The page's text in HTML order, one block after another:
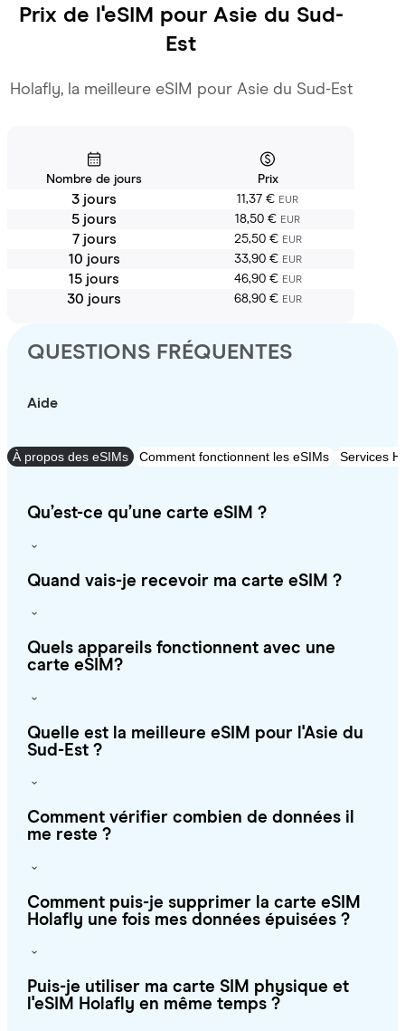
Prix de l'eSIM pour Asie du Sud-
Est
Holafly, la meilleure eSIM pour Asie du Sud-Est
Nombre de jours Prix
3 jours 11,37 € EUR
5 jours 18,50 € EUR
7 jours 25,50 € EUR
10 jours 33,90 € EUR
15 jours 46,90 € EUR
30 jours 68,90 € EUR
QUESTIONS FRÉQUENTES
Aide
À propos des eSIMs Comment fonctionnent les eSIMs Services
Qu’est-ce qu’une carte eSIM ?
Quand vais-je recevoir ma carte eSIM ?
Quels appareils fonctionnent avec une
carte eSIM?
Quelle est la meilleure eSIM pour l'Asie du
Sud-Est ?
Comment vérifier combien de données il
me reste ?
Comment puis-je supprimer la carte eSIM
Holafly une fois mes données épuisées ?
Puis-je utiliser ma carte SIM physique et
l'eSIM Holafly en même temps ?